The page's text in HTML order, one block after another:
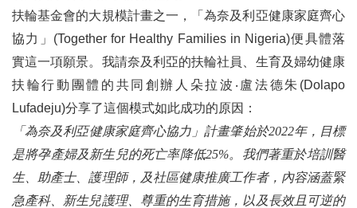
2025-26年度地區年會 慈善高爾夫聯誼賽 圓滿成功
溫度、熱度、歡笑度滿分！扶輪家庭日的幸福紀實
跨進嘉義縣東石鄉國小的AI資訊教學
扶輪領導學院推廣暨說明會承辦心得暨感想
日本埼玉縣2570地區2025-26年度地區年會訪問心得與感謝報告
扶輪基金會的大規模計畫之一，「為奈及利亞健康家庭齊心
協力」(Together for Healthy Families in Nigeria)便具體落
實這一項願景。我請奈及利亞的扶輪社員、生育及婦幼健康
扶輪行動團體的共同創辦人朵拉波‧盧法德朱(Dolapo
Lufadeju)分享了這個模式如此成功的原因：
「為奈及利亞健康家庭齊心協力」計畫肇始於2022年，目標
是將孕產婦及新生兒的死亡率降低25%。我們著重於培訓醫
生、助產士、護理師，及社區健康推廣工作者，內容涵蓋緊
急產科、新生兒護理、尊重的生育措施，以及長效且可逆的